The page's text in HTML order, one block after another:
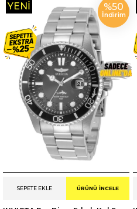
SEPETE EKLE ÜRÜNÜ İNCELE
%50
İndirim
YENI